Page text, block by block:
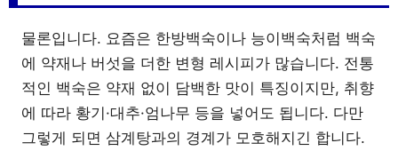
물론입니다. 요즘은 한방백숙이나 능이백숙처럼 백숙
에 약재나 버섯을 더한 변형 레시피가 많습니다. 전통
적인 백숙은 약재 없이 담백한 맛이 특징이지만, 취향
에 따라 황기·대추·엄나무 등을 넣어도 됩니다. 다만
그렇게 되면 삼계탕과의 경계가 모호해지긴 합니다.